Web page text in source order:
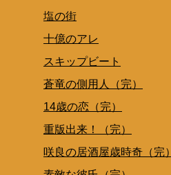
塩の街
十億のアレ
スキップビート
蒼竜の側用人（完）
14歳の恋（完）
重版出来！（完）
咲良の居酒屋歳時奇（完）